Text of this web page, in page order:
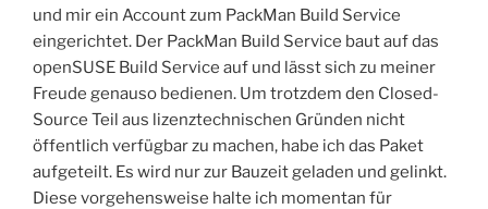
und mir ein Account zum PackMan Build Service
eingerichtet. Der PackMan Build Service baut auf das
openSUSE Build Service auf und lässt sich zu meiner
Freude genauso bedienen. Um trotzdem den Closed-
Source Teil aus lizenztechnischen Gründen nicht
öffentlich verfügbar zu machen, habe ich das Paket
aufgeteilt. Es wird nur zur Bauzeit geladen und gelinkt.
Diese vorgehensweise halte ich momentan für